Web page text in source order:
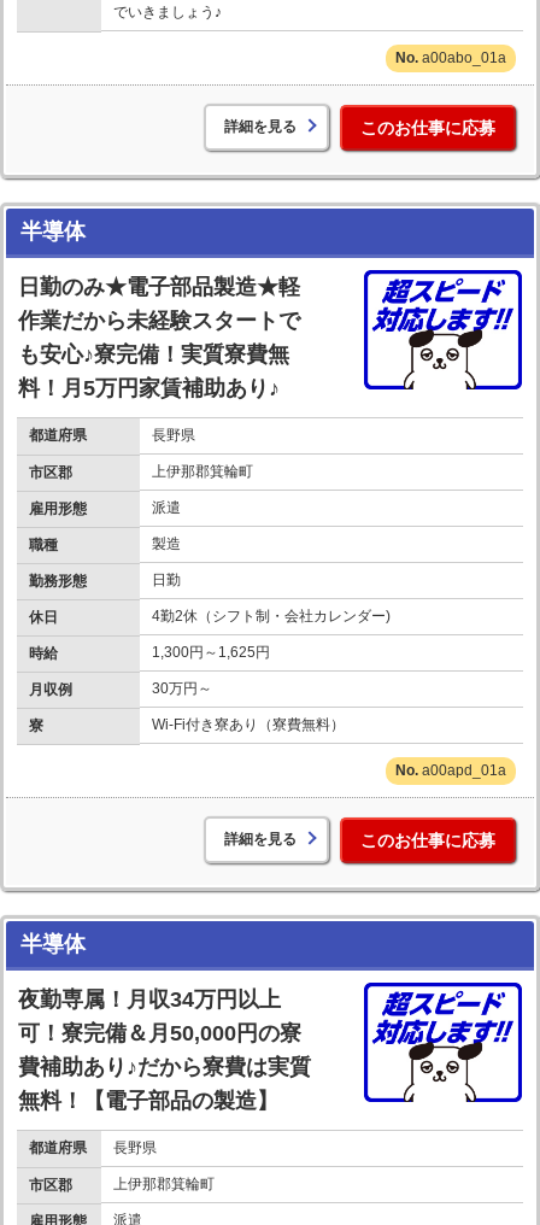
でいきましょう♪
a00abo_01a
詳細を見る このお仕事に応募
半導体
日勤のみ★電子部品製造★軽
作業だから未経験スタートで
も安心♪寮完備！実質寮費無
料！月5万円家賃補助あり♪
都道府県 長野県
市区郡 上伊那郡箕輪町
雇用形態 派遣
職種 製造
勤務形態 日勤
休日 4勤2休（シフト制・会社カレンダー)
時給 1,300円～1,625円
月収例 30万円～
寮 Wi-Fi付き寮あり（寮費無料）
a00apd_01a
詳細を見る このお仕事に応募
半導体
夜勤専属！月収34万円以上
可！寮完備＆月50,000円の寮
費補助あり♪だから寮費は実質
無料！【電子部品の製造】
都道府県 長野県
市区郡 上伊那郡箕輪町
雇用形態 派遣